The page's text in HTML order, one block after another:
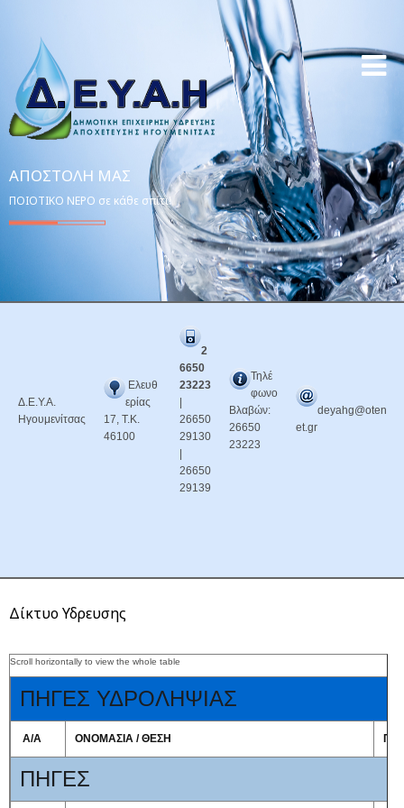
ΑΠΟΣΤΟΛΉ ΜΑΣ
ΠΟΙΟΤΙΚΟ ΝΕΡΟ σε κάθε σπίτι!
Δ.Ε.Υ.Α.
Ηγουμενίτσας
Ελευθ
ερίας
17, Τ.Κ.
46100
2
6650
23223
26650
29130
26650
29139
Τηλέ
φωνο
Βλαβών:
26650
23223
deyahg@oten
et.gr
Δίκτυο Υδρευσης
ΠΗΓΕΣ ΥΔΡΟΛΗΨΙΑΣ
Α/Α ΟΝΟΜΑΣΙΑ / ΘΕΣΗ
ΠΗΓΕΣ